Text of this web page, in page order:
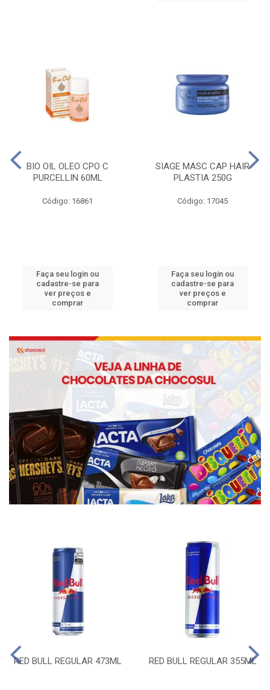
BIO OIL OLEO CPO C
PURCELLIN 60ML
Código: 16861
Faça seu login ou
cadastre-se para
ver preços e
comprar
SIAGE MASC CAP HAIR
PLASTIA 250G
Código: 17045
Faça seu login ou
cadastre-se para
ver preços e
comprar
RED BULL REGULAR 473ML RED BULL REGULAR 355ML